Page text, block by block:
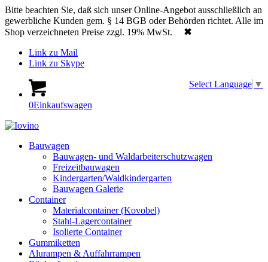
Bitte beachten Sie, daß sich unser Online-Angebot ausschließlich an
gewerbliche Kunden gem. § 14 BGB oder Behörden richtet. Alle im
Shop verzeichneten Preise zzgl. 19% MwSt.
✖
Link zu Mail
Link zu Skype
Select Language ▼
0Einkaufswagen
Bauwagen
Bauwagen- und Waldarbeiterschutzwagen
Freizeitbauwagen
Kindergarten/Waldkindergarten
Bauwagen Galerie
Container
Materialcontainer (Kovobel)
Stahl-Lagercontainer
Isolierte Container
Gummiketten
Alurampen & Auffahrrampen